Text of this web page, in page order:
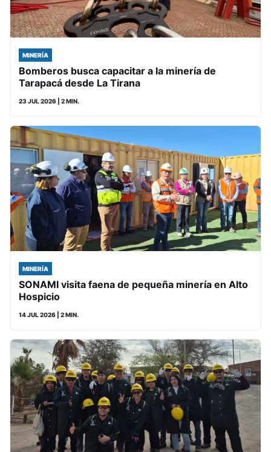
MINERÍA
Bomberos busca capacitar a la minería de
Tarapacá desde La Tirana
23 JUL 2026 | 2 MIN.
MINERÍA
SONAMI visita faena de pequeña minería en Alto
Hospicio
14 JUL 2026 | 2 MIN.